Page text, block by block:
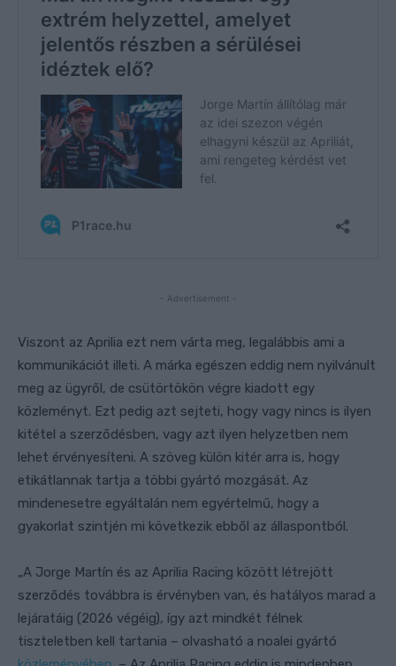
- Advertisement -
Viszont az Aprilia ezt nem várta meg, legalábbis ami a
kommunikációt illeti. A márka egészen eddig nem nyilvánult
meg az ügyről, de csütörtökön végre kiadott egy
közleményt. Ezt pedig azt sejteti, hogy vagy nincs is ilyen
kitétel a szerződésben, vagy azt ilyen helyzetben nem
lehet érvényesíteni. A szöveg külön kitér arra is, hogy
etikátlannak tartja a többi gyártó mozgását. Az
mindenesetre egyáltalán nem egyértelmű, hogy a
gyakorlat szintjén mi következik ebből az állaspontból.
„A Jorge Martín és az Aprilia Racing között létrejött
szerződés továbbra is érvényben van, és hatályos marad a
lejáratáig (2026 végéig), így azt mindkét félnek
tiszteletben kell tartania – olvasható a noalei gyártó